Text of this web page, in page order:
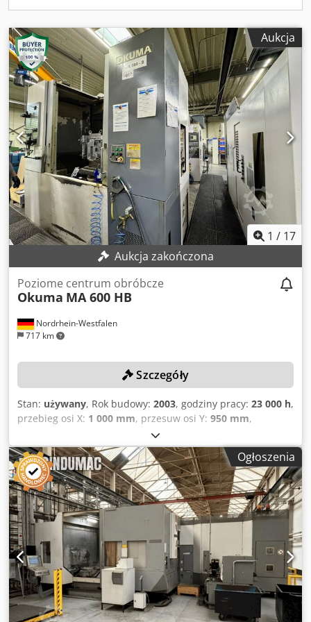
ISO 50
Aukcja
1 / 17
Aukcja zakończona
Nordrhein-Westfalen
717 km
Poziome centrum obróbcze
Okuma MA 600 HB
Szczegóły
Stan: używany, Rok budowy: 2003, godziny pracy: 23 000 h,
przebieg osi X: 1 000 mm, przesuw osi Y: 950 mm,
, model sterownika:
prędkość wrzeciona (maks.):10 000 obr./min, Brak ceny
minimalnej – gwarantowana sprzedaż najwyższemu
oferentowi! Złożenie oferty zobowiązuje do terminowego
odbioru do końca 26. tygodnia 2026 roku! DANE
TECHNICZNE Przesuw osi X: 1.000 mm Przesuw osi Y: 950
mm Przesuw osi Z: 1.000 mm Obroty wrzeciona głównego:
12.000 obr./min Dkodpfszbamfjx Aafsr Szerokość stołu: 630
mm Wysokość stołu: 630 mm NCB oś B: 0,001 stopnia
SZCZEGÓŁY MASZYNY Sterowanie: OSP-E100M Wymiary (D
x S x W): 6.500 x 3.460 x 3.280 mm Godziny pracy
skrawaniem: ok. 23.000 h WYPOSAŻENIE 2-systemowy
zmieniacz palet APC Zmieniacz narzędzi ATC na 100
Ogłoszenia